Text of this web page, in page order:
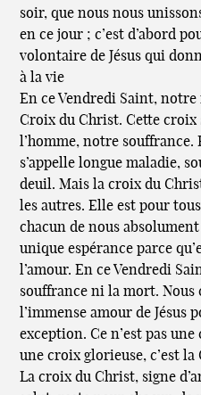
soir, que nous nous
en ce jour ; c’est d’abord
volontaire de Jésus qui
à la vie
En ce Vendredi Saint, notre
Croix du Christ. Cette croix
l’homme, notre souffrance.
s’appelle longue maladie,
deuil. Mais la croix du
les autres. Elle est pour
chacun de nous
unique espérance parce
l’amour. En ce Vendredi
souffrance ni la mort. Nous
l’immense amour de Jésus
exception. Ce n’est pas
une croix glorieuse, c’est la
La croix du Christ, signe